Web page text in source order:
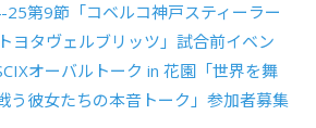
25第9節「コベルコ神戸スティーラー
ヨタヴェルブリッツ」試合前イベン
オーバルトーク in 花園「世界を舞
う彼女たちの本音トーク」参加者募集